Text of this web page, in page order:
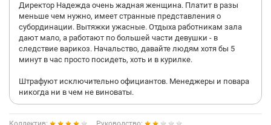
Директор Надежда очень жадная женщина. Платит в разы
меньше чем нужно, имеет странные представления о
субординации. Вытяжки ужасные. Отдыха работникам зала
дают мало, а работают по большей части девушки - в
следствие варикоз. Начальство, давайте людям хотя бы 5
минут в час просто посидеть, хоть и в курилке.
Штрафуют исключительно официантов. Менеджеры и повара
никогда ни в чем не виноваты.